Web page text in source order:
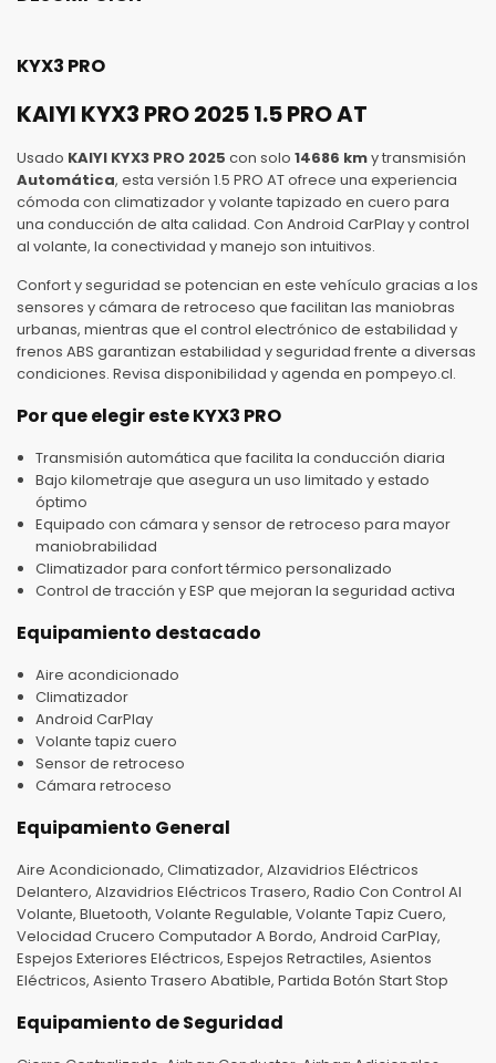
KYX3 PRO
KAIYI KYX3 PRO 2025 1.5 PRO AT
Usado KAIYI KYX3 PRO 2025 con solo 14686 kmy transmisión
Automática, esta versión 1.5 PRO AT ofrece una experiencia
cómoda con climatizador y volante tapizado en cuero para
una conducción de alta calidad. Con Android CarPlay y control
al volante, la conectividad y manejo son intuitivos.
Confort y seguridad se potencian en este vehículo gracias a los
sensores y cámara de retroceso que facilitan las maniobras
urbanas, mientras que el control electrónico de estabilidad y
frenos ABS garantizan estabilidad y seguridad frente a diversas
condiciones. Revisa disponibilidad y agenda en pompeyo.cl.
Por que elegir este KYX3 PRO
Transmisión automática que facilita la conducción diaria
Bajo kilometraje que asegura un uso limitado y estado
óptimo
Equipado con cámara y sensor de retroceso para mayor
maniobrabilidad
Climatizador para confort térmico personalizado
Control de tracción y ESP que mejoran la seguridad activa
Equipamiento destacado
Aire acondicionado
Climatizador
Android CarPlay
Volante tapiz cuero
Sensor de retroceso
Cámara retroceso
Equipamiento General
Aire Acondicionado, Climatizador, Alzavidrios Eléctricos
Delantero, Alzavidrios Eléctricos Trasero, Radio Con Control Al
Volante, Bluetooth, Volante Regulable, Volante Tapiz Cuero,
Velocidad Crucero Computador A Bordo, Android CarPlay,
Espejos Exteriores Eléctricos, Espejos Retractiles, Asientos
Eléctricos, Asiento Trasero Abatible, Partida Botón Start Stop
Equipamiento de Seguridad